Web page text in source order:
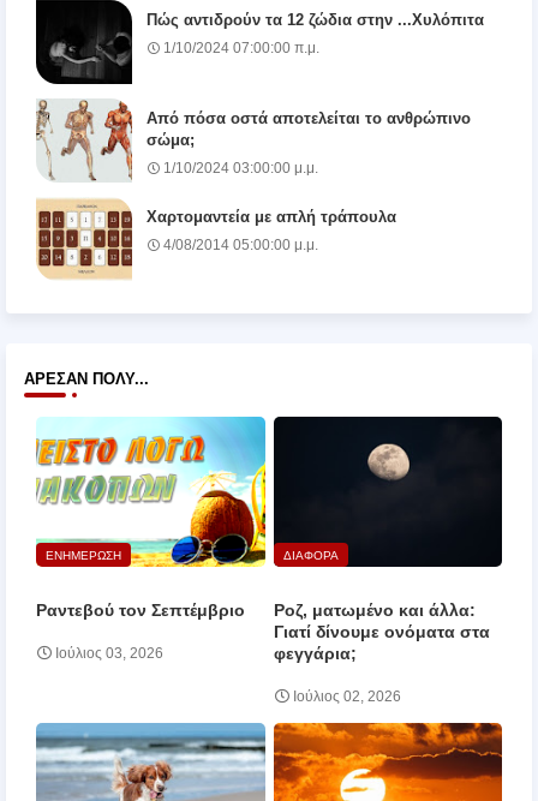
Πώς αντιδρούν τα 12 ζώδια στην ...Χυλόπιτα
1/10/2024 07:00:00 π.μ.
Από πόσα οστά αποτελείται το ανθρώπινο
σώμα;
1/10/2024 03:00:00 μ.μ.
Χαρτομαντεία με απλή τράπουλα
4/08/2014 05:00:00 μ.μ.
ΆΡΕΣΑΝ ΠΟΛΎ...
ΕΝΗΜΕΡΩΣΗ
Ραντεβού τον Σεπτέμβριο
Ιούλιος 03, 2026
ΔΙΑΦΟΡΑ
Ροζ, ματωμένο και άλλα:
Γιατί δίνουμε ονόματα στα
φεγγάρια;
Ιούλιος 02, 2026